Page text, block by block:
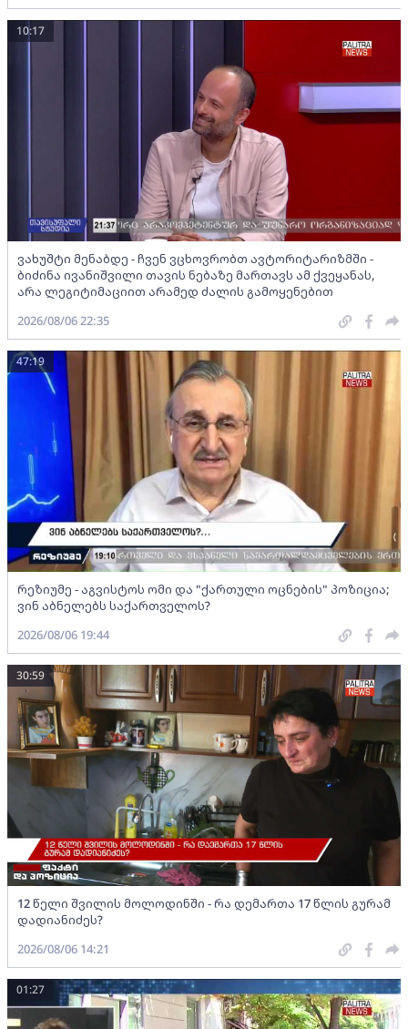
ვახუშტი მენაბდე - ჩვენ ვცხოვრობთ ავტორიტარიზმში -
ბიძინა ივანიშვილი თავის ნებაზე მართავს ამ ქვეყანას,
არა ლეგიტიმაციით არამედ ძალის გამოყენებით
10:17
2026/08/06 22:35
რეზიუმე - აგვისტოს ომი და "ქართული ოცნების" პოზიცია;
ვინ აბნელებს საქართველოს?
47:19
2026/08/06 19:44
12 წელი შვილის მოლოდინში - რა დემართა 17 წლის გურამ
დადიანიძეს?
30:59
2026/08/06 14:21
01:27